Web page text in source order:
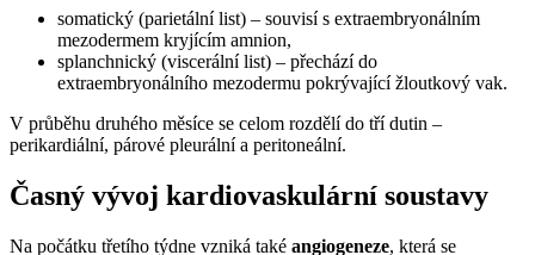
somatický (parietální list) – souvisí s extraembryonálním
mezodermem kryjícím amnion,
splanchnický (viscerální list) – přechází do
extraembryonálního mezodermu pokrývající žloutkový vak.
V průběhu druhého měsíce se celom rozdělí do tří dutin –
perikardiální, párové pleurální a peritoneální.
Časný vývoj kardiovaskulární soustavy
Na počátku třetího týdne vzniká také angiogeneze, která se